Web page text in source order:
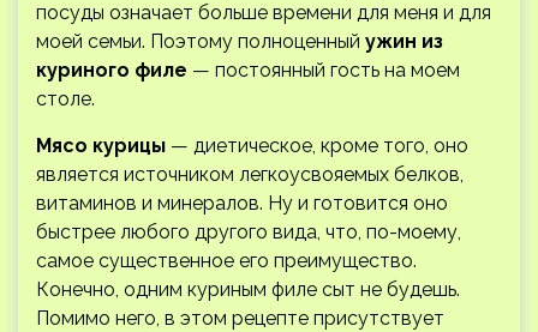
посуды означает больше времени для меня и для
моей семьи. Поэтому полноценный ужин из
куриного филе — постоянный гость на моем
столе.
Мясо курицы — диетическое, кроме того, оно
является источником легкоусвояемых белков,
витаминов и минералов. Ну и готовится оно
быстрее любого другого вида, что, по-моему,
самое существенное его преимущество.
Конечно, одним куриным филе сыт не будешь.
Помимо него, в этом рецепте присутствует